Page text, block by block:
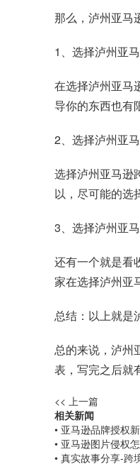
那么，泸州亚马
1、选择泸州亚
在选择泸州亚马
导你的东西也有
2、选择泸州亚
选择泸州亚马逊
以，尽可能的选
3、选择泸州亚
还有一个就是看
家在选择泸州亚
总结：以上就是
总的来说，泸州
表，写完之后就
<< 上一篇
相关新闻
• 亚马逊品牌授权
• 亚马逊图片侵权
• 真实故事分享-跨